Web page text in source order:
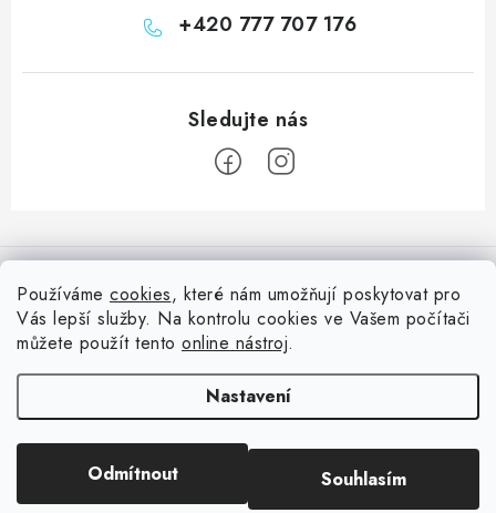
Používáme cookies, které nám umožňují poskytovat pro
Vás lepší služby. Na kontrolu cookies ve Vašem počítači
můžete použít tento online nástroj.
Nastavení
Odmítnout Souhlasím
+420 777 707 176
á
Doprava
Oblíbené ♥️
Hodnocení obchodu
Nepřehlédněte
Blog s nápady a návody
Slovník pojmů, české návody
Reklamace a vrácení zboží
Vytvořil Shoptet
. Všechna práva vyhrazena.Upravit nastavení